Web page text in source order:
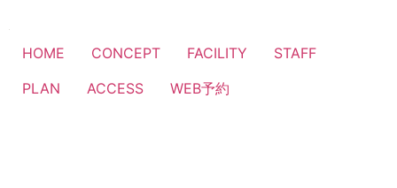
HOME CONCEPT FACILITY
STAFF
PLAN
ACCESS WEB予約